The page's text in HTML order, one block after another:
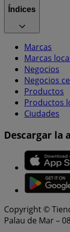
Índices
Marcas
Marcas
Negocios
Negocios
Productos
Productos
Ciudades
Descargar la
Copyright ©
Palau de Mar –